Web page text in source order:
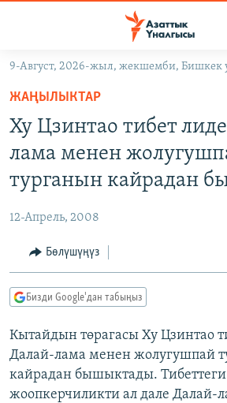
Навигацияга
өтүңүз
Издөөгө
салыңыз
МАДАНИЯТ
ДҮЙНӨ
ТВ ПРОГРАММАЛАР
БҮГҮН АЗАТТЫКТА
ДАНИСТЕ
ЭЖЕ-СИҢДИЛЕР
АЗАТТЫК+
ПОДКАСТ
ОНЛАЙН ШЕРИНЕ
9-Август, 2026-жыл, жекшемби, Бишкек
ЖАҢЫЛЫКТАР
Ху Цзинтао тибет
лама менен
турганын кайрадан
12-Апрель, 2008
Бөлүшүңүз
Бизди Google'дан табыңыз
Кытайдын төрагасы Ху Цзинтао
Далай-лама менен жолугушпай
кайрадан бышыктады. Тибеттеги
жоопкерчиликти ал дале Далай-